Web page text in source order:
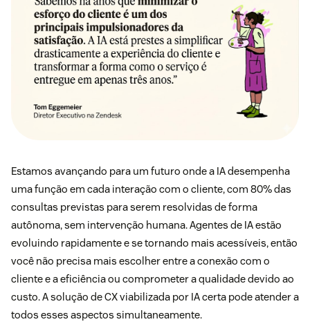
Estamos avançando para um futuro onde a IA desempenha
uma função em cada interação com o cliente, com 80% das
consultas previstas para serem resolvidas de forma
autônoma, sem intervenção humana. Agentes de IA estão
evoluindo rapidamente e se tornando mais acessíveis, então
você não precisa mais escolher entre a conexão com o
cliente e a eficiência ou comprometer a qualidade devido ao
custo. A solução de CX viabilizada por IA certa pode atender a
todos esses aspectos simultaneamente.